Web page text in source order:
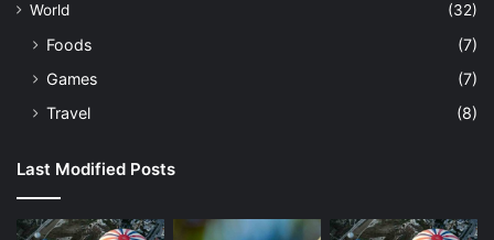
World
(32)
Foods
(7)
Games
(7)
Travel
(8)
Last Modified Posts